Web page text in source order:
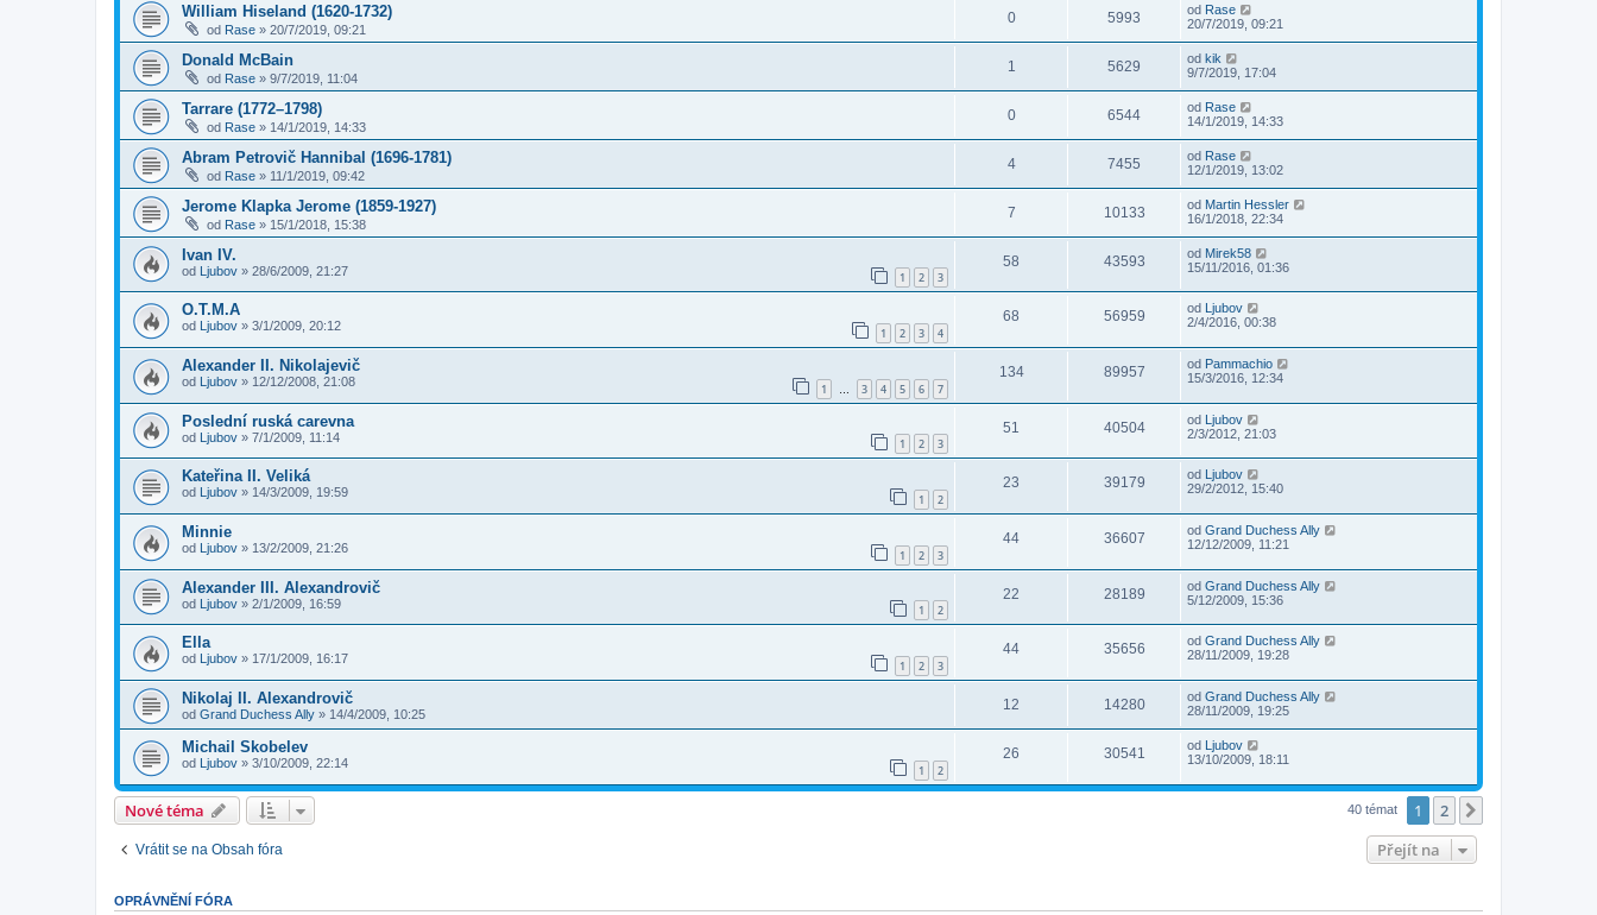
William Hiseland (1620-1732)
od Rase » 20/7/2019, 09:21
0 5993 od Rase
20/7/2019, 09:21
Donald McBain
od Rase » 9/7/2019, 11:04
1 5629 od kik
9/7/2019, 17:04
Tarrare (1772–1798)
od Rase » 14/1/2019, 14:33
0 6544 od Rase
14/1/2019, 14:33
Abram Petrovič Hannibal (1696-1781)
od Rase » 11/1/2019, 09:42
4 7455 od Rase
12/1/2019, 13:02
Jerome Klapka Jerome (1859-1927)
od Rase » 15/1/2018, 15:38
7 10133 od Martin Hessler
16/1/2018, 22:34
Ivan IV.
od Ljubov » 28/6/2009, 21:27 1 2 3
58 43593 od Mirek58
15/11/2016, 01:36
O.T.M.A
od Ljubov » 3/1/2009, 20:12 1 2 3 4
68 56959 od Ljubov
2/4/2016, 00:38
Alexander II. Nikolajevič
od Ljubov » 12/12/2008, 21:08 1 … 3 4 5 6 7
134 89957 od Pammachio
15/3/2016, 12:34
Poslední ruská carevna
od Ljubov » 7/1/2009, 11:14 1 2 3
51 40504 od Ljubov
2/3/2012, 21:03
Kateřina II. Veliká
od Ljubov » 14/3/2009, 19:59 1 2
23 39179 od
Ljubov
29/2/2012, 15:40
Minnie
od Ljubov » 13/2/2009, 21:26 1 2 3
44 36607 od Grand Duchess Ally
12/12/2009, 11:21
Alexander III. Alexandrovič
od Ljubov » 2/1/2009, 16:59 1 2
22 28189 od Grand Duchess Ally
5/12/2009, 15:36
Ella
od Ljubov » 17/1/2009, 16:17 1 2 3
44 35656 od Grand Duchess Ally
28/11/2009, 19:28
Nikolaj II. Alexandrovič
od Grand Duchess Ally » 14/4/2009, 10:25
12 14280 od Grand Duchess Ally
28/11/2009, 19:25
Michail Skobelev
od Ljubov » 3/10/2009, 22:14 1 2
26 30541 od Ljubov
13/10/2009, 18:11
Nové téma 40 témat 1 2
Vrátit se na Obsah fóra Přejít na
OPRÁVNĚNÍ FÓRA